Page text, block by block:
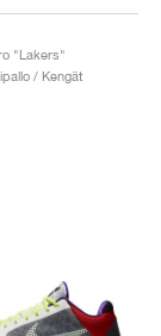
"Lakers"
/ Kengät